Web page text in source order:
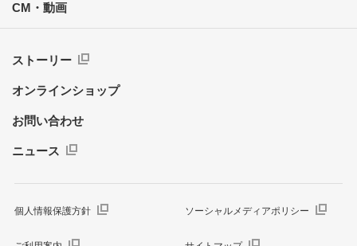
CM・動画
ストーリー
オンラインショップ
お問い合わせ
ニュース
個人情報保護方針 ソーシャルメディアポリシー